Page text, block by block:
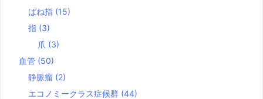
ばね指 (15)
指 (3)
爪 (3)
血管 (50)
静脈瘤 (2)
エコノミークラス症候群 (44)